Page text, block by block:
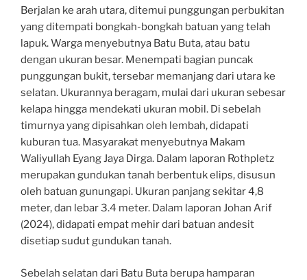
Berjalan ke arah utara, ditemui punggungan perbukitan
yang ditempati bongkah-bongkah batuan yang telah
lapuk. Warga menyebutnya Batu Buta, atau batu
dengan ukuran besar. Menempati bagian puncak
punggungan bukit, tersebar memanjang dari utara ke
selatan. Ukurannya beragam, mulai dari ukuran sebesar
kelapa hingga mendekati ukuran mobil. Di sebelah
timurnya yang dipisahkan oleh lembah, didapati
kuburan tua. Masyarakat menyebutnya Makam
Waliyullah Eyang Jaya Dirga. Dalam laporan Rothpletz
merupakan gundukan tanah berbentuk elips, disusun
oleh batuan gunungapi. Ukuran panjang sekitar 4,8
meter, dan lebar 3.4 meter. Dalam laporan Johan Arif
(2024), didapati empat mehir dari batuan andesit
disetiap sudut gundukan tanah.
Sebelah selatan dari Batu Buta berupa hamparan